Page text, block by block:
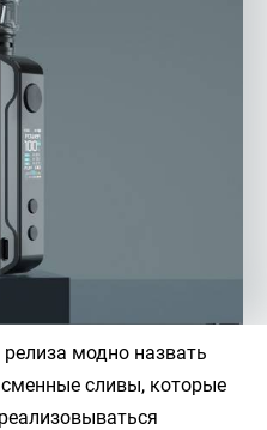
модно назвать
сливы, которые